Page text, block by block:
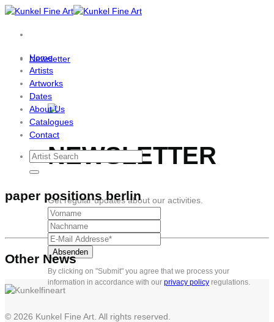
Skip
content
Newsletter
NEWSLETTER
Get regular updates about our activities.
By clicking on "Submit" you agree that we process your
information in accordance with our privacy policy regulations.
Home
Artists
Artworks
Dates
About Us
Catalogues
Contact
paper positions berlin
Other News
© 2026 Kunkel Fine Art. All rights reserved.